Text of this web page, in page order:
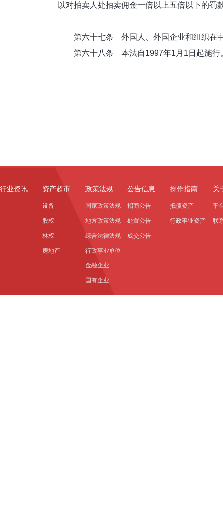
以对拍卖人处拍卖佣金一倍以上五倍以下的罚
第六十七条 外国人、外国企业和组织在中
第六十八条 本法自1997年1月1日起施行
行业资讯 资产超市
设备
股权
林权
房地产
政策法规
国家政策法规
地方政策法规
综合法律法规
行政事业单位
金融企业
国有企业
公告信息
招商公告
处置公告
成交公告
操作指南
抵债资产
行政事业资产
关
平
联